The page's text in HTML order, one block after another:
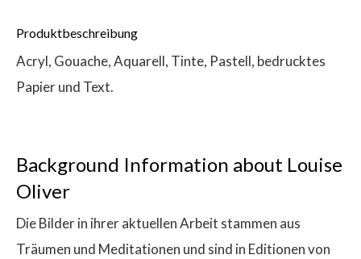
Produktbeschreibung
Acryl, Gouache, Aquarell, Tinte, Pastell, bedrucktes
Papier und Text.
Background Information about Louise
Oliver
Die Bilder in ihrer aktuellen Arbeit stammen aus
Träumen und Meditationen und sind in Editionen von